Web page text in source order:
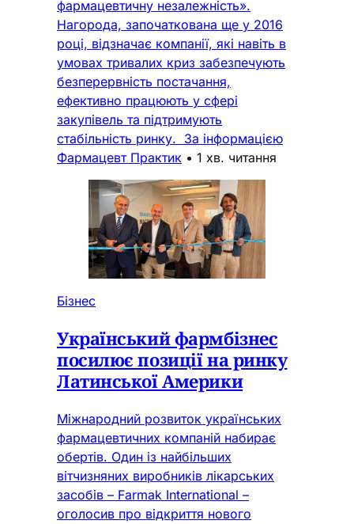
фармацевтичну незалежність».
Нагорода, започаткована ще у 2016
році, відзначає компанії, які навіть в
умовах тривалих криз забезпечують
безперервність постачання,
ефективно працюють у сфері
закупівель та підтримують
стабільність ринку. За інформацією
Фармацевт Практик • 1 хв. читання
Бізнес
Український фармбізнес
посилює позиції на ринку
Латинської Америки
Міжнародний розвиток українських
фармацевтичних компаній набирає
обертів. Один із найбільших
вітчизняних виробників лікарських
засобів – Farmak International –
оголосив про відкриття нового